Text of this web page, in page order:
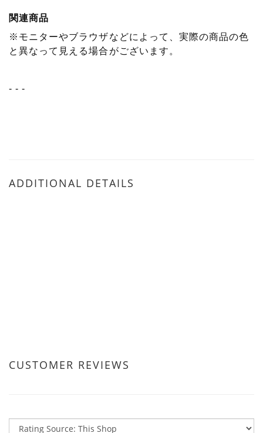
関連商品
※モニターやブラウザなどによって、実際の商品の色
と異なって見える場合がございます。
- - -
ADDITIONAL DETAILS
CUSTOMER REVIEWS